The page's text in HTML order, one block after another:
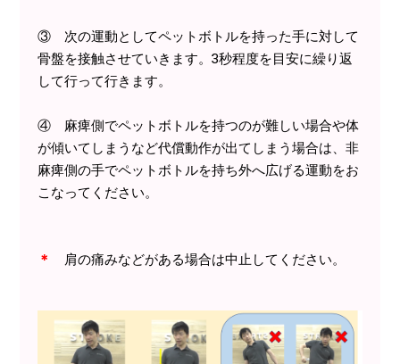
③ 次の運動としてペットボトルを持った手に対して
骨盤を接触させていきます。3秒程度を目安に繰り返
して行って行きます。
④ 麻痺側でペットボトルを持つのが難しい場合や体
が傾いてしまうなど代償動作が出てしまう場合は、非
麻痺側の手でペットボトルを持ち外へ広げる運動をお
こなってください。
＊ 肩の痛みなどがある場合は中止してください。